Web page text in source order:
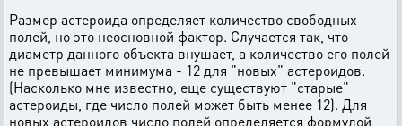
Размер астероида определяет количество свободных
полей, но это неосновной фактор. Случается так, что
диаметр данного объекта внушает, а количество его полей
не превышает минимума - 12 для "новых" астероидов.
(Насколько мне известно, еще существуют "старые"
астероиды, где число полей может быть менее 12). Для
новых астероидов число полей определяется формулой